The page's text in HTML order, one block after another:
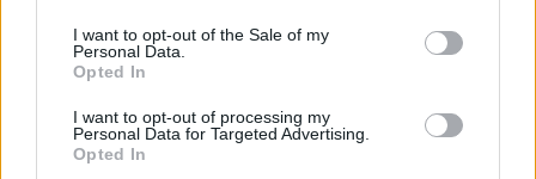
I want to opt-out of the Sale of my
Personal Data.
Opted In
I want to opt-out of processing my
Personal Data for Targeted Advertising.
Opted In
Guns N' Roses
Aerosmith